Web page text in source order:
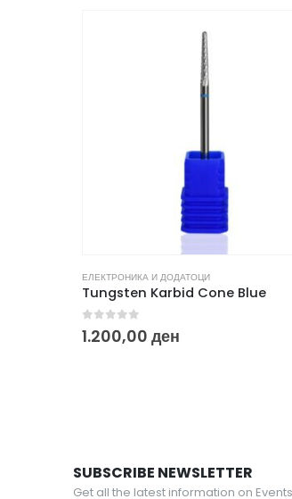
ЕЛЕКТРОНИКА И ДОДАТОЦИ
Tungsten Karbid Cone Blue
0 out of 5
1.200,00 ден
SUBSCRIBE NEWSLETTER
Get all the latest information on